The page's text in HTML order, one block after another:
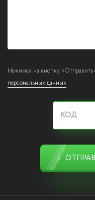
Нажимая на кнопку «Отправить
персональных данных